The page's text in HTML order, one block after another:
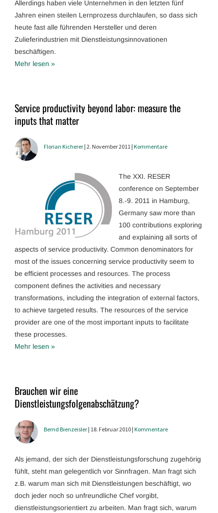
Allerdings haben viele Unternehmen in den letzten fünf
Jahren einen steilen Lernprozess durchlaufen, so dass sich
heute fast alle führenden Hersteller und deren
Zulieferindustrien mit Dienstleistungsinnovationen
beschäftigen.
Mehr lesen »
Service productivity beyond labor: measure the
inputs that matter
Florian Kicherer | 2. November 2011 | Kommentare
The XXI. RESER
conference on September
8.-9. 2011 in Hamburg,
Germany saw more than
100 contributions exploring
and explaining all sorts of
aspects of service productivity. Common denominators for
most of the issues concerning service productivity seem to
be efficient processes and resources. The process
component defines the activities and necessary
transformations, including the integration of external factors,
to achieve targeted results. The resources of the service
provider are one of the most important inputs to facilitate
these processes.
Mehr lesen »
Brauchen wir eine
Dienstleistungsfolgenabschätzung?
Bernd Bienzeisler | 18. Februar 2010 | Kommentare
Als jemand, der sich der Dienstleistungsforschung zugehörig
fühlt, steht man gelegentlich vor Sinnfragen. Man fragt sich
z.B. warum man sich mit Dienstleistungen beschäftigt, wo
doch jeder noch so unfreundliche Chef vorgibt,
dienstleistungsorientiert zu arbeiten. Man fragt sich, warum